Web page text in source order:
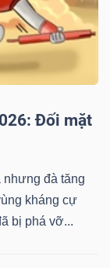
Đối mặt
nhưng đà tăng
kháng cự
bị phá vỡ...